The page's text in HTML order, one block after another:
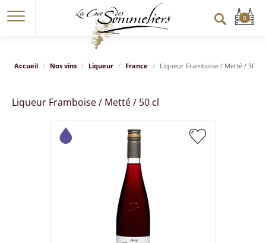
Accueil Nos vins Liqueur France Liqueur Framboise / Metté / 50 cl
Liqueur Framboise / Metté / 50 cl